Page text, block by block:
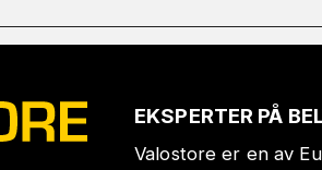
EKSPERTER PÅ
Valostore er en av